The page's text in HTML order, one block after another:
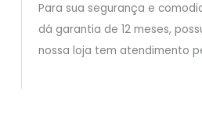
Para sua segurança e
dá garantia de 12 meses,
nossa loja tem atendimento